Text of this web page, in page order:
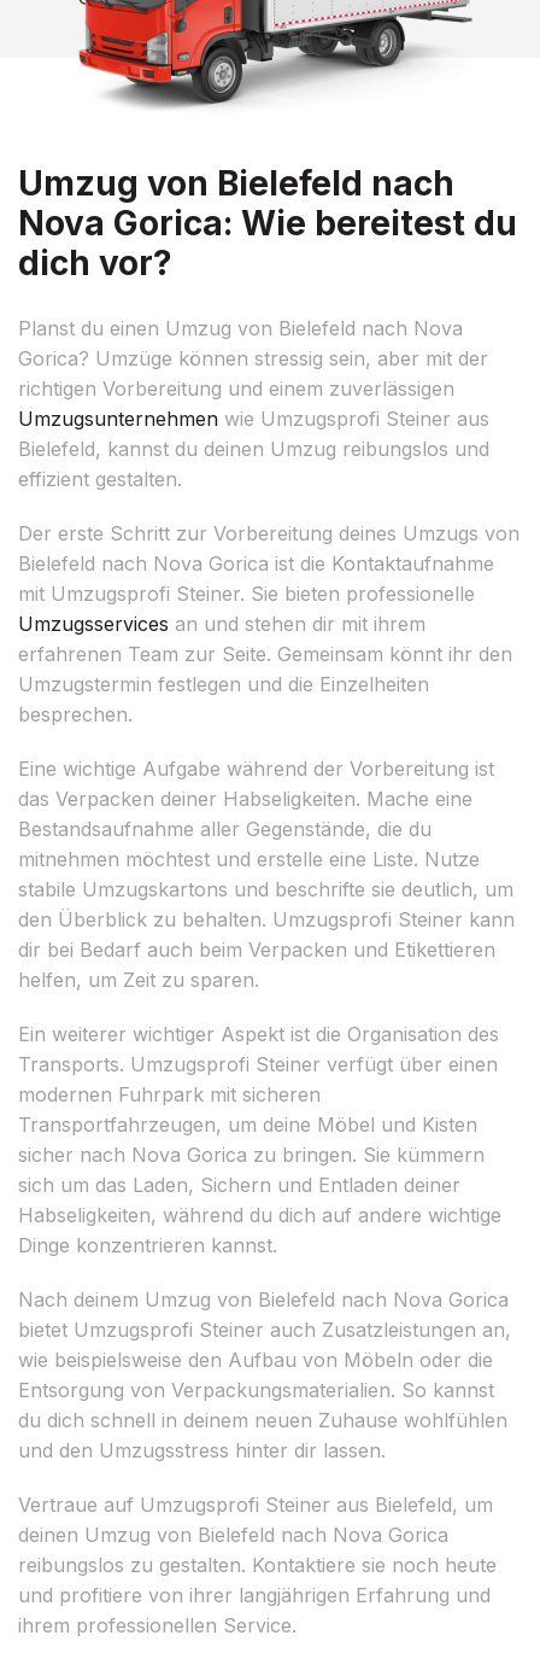
Umzug von Bielefeld nach
Nova Gorica: Wie bereitest du
dich vor?
Planst du einen Umzug von Bielefeld nach Nova
Gorica? Umzüge können stressig sein, aber mit der
richtigen Vorbereitung und einem zuverlässigen
Umzugsunternehmen wie Umzugsprofi Steiner aus
Bielefeld, kannst du deinen Umzug reibungslos und
effizient gestalten.
Der erste Schritt zur Vorbereitung deines Umzugs von
Bielefeld nach Nova Gorica ist die Kontaktaufnahme
mit Umzugsprofi Steiner. Sie bieten professionelle
Umzugsservices an und stehen dir mit ihrem
erfahrenen Team zur Seite. Gemeinsam könnt ihr den
Umzugstermin festlegen und die Einzelheiten
besprechen.
Eine wichtige Aufgabe während der Vorbereitung ist
das Verpacken deiner Habseligkeiten. Mache eine
Bestandsaufnahme aller Gegenstände, die du
mitnehmen möchtest und erstelle eine Liste. Nutze
stabile Umzugskartons und beschrifte sie deutlich, um
den Überblick zu behalten. Umzugsprofi Steiner kann
dir bei Bedarf auch beim Verpacken und Etikettieren
helfen, um Zeit zu sparen.
Ein weiterer wichtiger Aspekt ist die Organisation des
Transports. Umzugsprofi Steiner verfügt über einen
modernen Fuhrpark mit sicheren
Transportfahrzeugen, um deine Möbel und Kisten
sicher nach Nova Gorica zu bringen. Sie kümmern
sich um das Laden, Sichern und Entladen deiner
Habseligkeiten, während du dich auf andere wichtige
Dinge konzentrieren kannst.
Nach deinem Umzug von Bielefeld nach Nova Gorica
bietet Umzugsprofi Steiner auch Zusatzleistungen an,
wie beispielsweise den Aufbau von Möbeln oder die
Entsorgung von Verpackungsmaterialien. So kannst
du dich schnell in deinem neuen Zuhause wohlfühlen
und den Umzugsstress hinter dir lassen.
Vertraue auf Umzugsprofi Steiner aus Bielefeld, um
deinen Umzug von Bielefeld nach Nova Gorica
reibungslos zu gestalten. Kontaktiere sie noch heute
und profitiere von ihrer langjährigen Erfahrung und
ihrem professionellen Service.